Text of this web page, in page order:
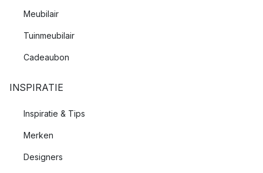
Meubilair
Tuinmeubilair
Cadeaubon
INSPIRATIE
Inspiratie & Tips
Merken
Designers